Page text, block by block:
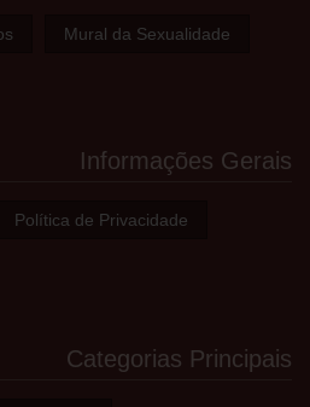
Mural da Sexualidade
Informações Gerais
Política de Privacidade
Categorias Principais